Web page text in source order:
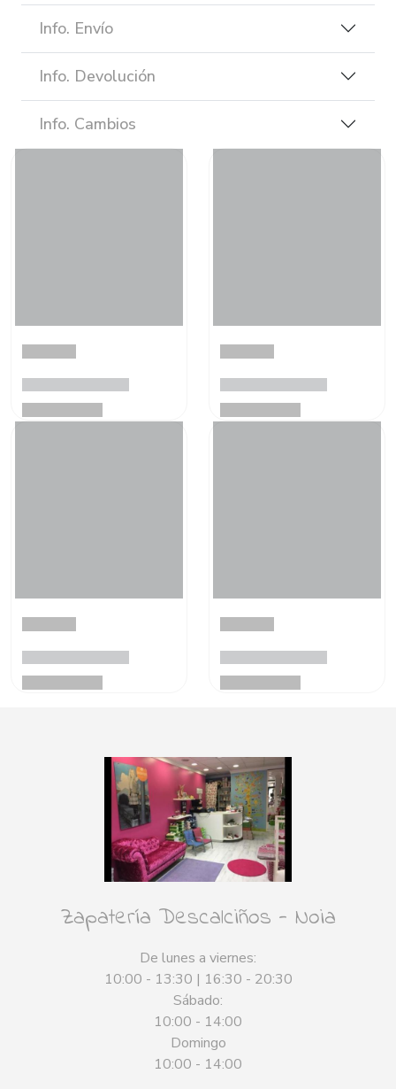
Info. Envío
Info. Devolución
Info. Cambios
Zapatería Descalciños - Noia
De lunes a viernes:
10:00 - 13:30 | 16:30 - 20:30
Sábado:
10:00 - 14:00
Domingo
10:00 - 14:00